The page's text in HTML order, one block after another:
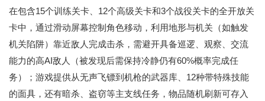
在包含15个训练关卡、12个高级关卡和3个战役关卡的全开放关
卡中，通过滑动屏幕控制角色移动，利用地形与机关（如触发
机关陷阱）靠近敌人完成击杀，需避开具备巡逻、观察、交流
能力的高AI敌人（被发现后需保持冷静仍有60%概率完成任
务）；游戏提供从无声飞镖到机枪的武器库、12种带特殊技能
的面具，还有暗杀、盗窃等主支线任务，物品随机刷新可存入